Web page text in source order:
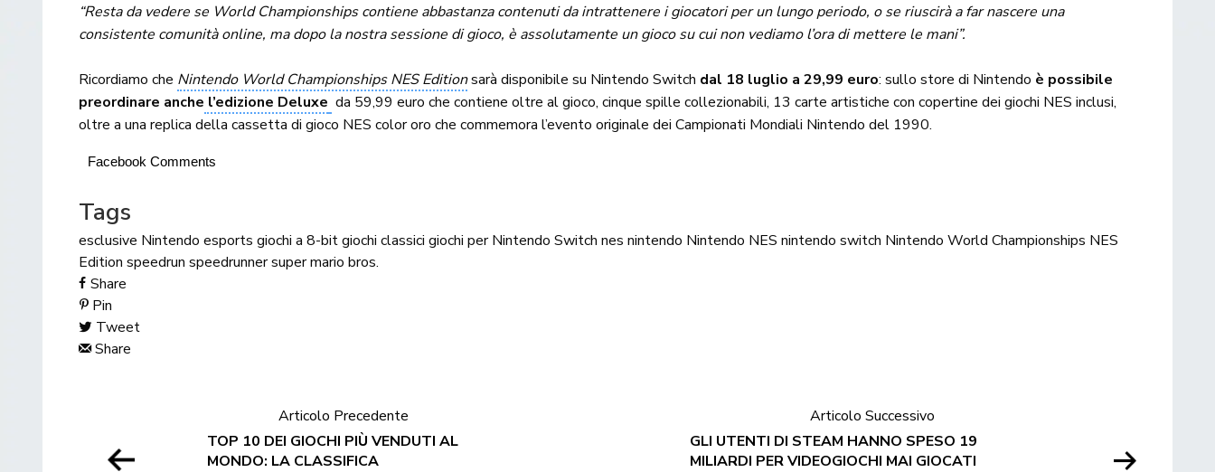
“Resta da vedere se World Championships contiene abbastanza contenuti da intrattenere i giocatori per un lungo periodo, o se riuscirà a far nascere una
consistente comunità online, ma dopo la nostra sessione di gioco, è assolutamente un gioco su cui non vediamo l’ora di mettere le mani”.
Ricordiamo che Nintendo World Championships NES Editionsarà disponibile su Nintendo Switch dal 18 luglio a 29,99 euro: sullo store di Nintendo è possibile
preordinare anche l’edizione Deluxe da 59,99 euro che contiene oltre al gioco, cinque spille collezionabili, 13 carte artistiche con copertine dei giochi NES inclusi,
oltre a una replica della cassetta di gioco NES color oro che commemora l’evento originale dei Campionati Mondiali Nintendo del 1990.
Facebook Comments
Tags
esclusive Nintendo esports giochi a 8-bitgiochi classici giochi per Nintendo Switch nes nintendo Nintendo NES nintendo switch Nintendo World Championships NES
Edition speedrun speedrunnersuper mario bros.
Share
Pin
Tweet
Share
Articolo Precedente
TOP 10 DEI GIOCHI PIÙ VENDUTI AL
MONDO: LA CLASSIFICA
Articolo Successivo
GLI UTENTI DI STEAM HANNO SPESO 19
MILIARDI PER VIDEOGIOCHI MAI GIOCATI